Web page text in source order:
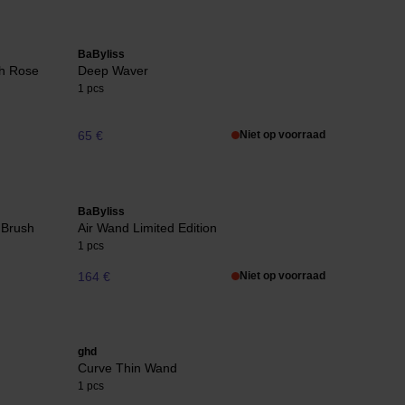
Rose
BaByliss
Deep Waver
1 pcs
65 € Niet op voorraad
BaByliss
Air Wand Limited Edition
1 pcs
164 € Niet op voorraad
ghd
Curve Thin Wand
1 pcs